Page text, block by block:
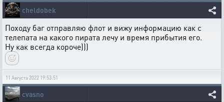
cheldobek
Походу баг отправляю флот и вижу информацию как с
телепата на какого пирата лечу и время прибытия его.
Ну как всегда короче)))
11 Августа 2022 19:53:51
cvasno